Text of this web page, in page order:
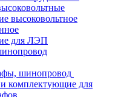
высоковольтное
для ЛЭП
шинопровод
комплектующие для